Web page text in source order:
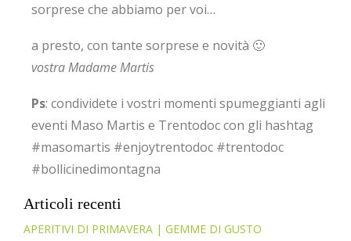
sorprese che abbiamo per voi…
a presto, con tante sorprese e novità 🙂
vostra Madame Martis
Ps: condividete i vostri momenti spumeggianti agli
eventi Maso Martis e Trentodoc con gli hashtag
#masomartis #enjoytrentodoc #trentodoc
#bollicinedimontagna
Articoli recenti
APERITIVI DI PRIMAVERA | GEMME DI GUSTO